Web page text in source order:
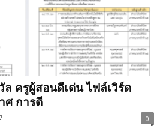
ล ครูผู้สอนดีเด่น ไฟล์เวิร์ด
ศ การดี
0